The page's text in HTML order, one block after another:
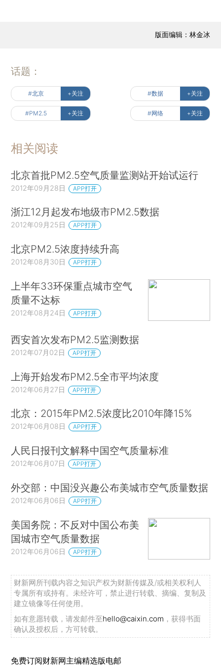
版面编辑：林金冰
话题：
#北京 +关注 #数据 +关注
#PM2.5 +关注 #网络 +关注
相关阅读
北京首批PM2.5空气质量监测站开始试运行
2012年09月28日 APP打开
浙江12月起发布地级市PM2.5数据
2012年09月25日 APP打开
北京PM2.5浓度持续升高
2012年08月30日 APP打开
上半年33环保重点城市空气
质量不达标
2012年08月24日 APP打开
西安首次发布PM2.5监测数据
2012年07月02日 APP打开
上海开始发布PM2.5全市平均浓度
2012年06月27日 APP打开
北京：2015年PM2.5浓度比2010年降15%
2012年06月08日 APP打开
人民日报刊文解释中国空气质量标准
2012年06月07日 APP打开
外交部：中国没兴趣公布美城市空气质量数据
2012年06月06日 APP打开
美国务院：不反对中国公布美
国城市空气质量数据
2012年06月06日 APP打开
财新网所刊载内容之知识产权为财新传媒及/或相关权利人
专属所有或持有。未经许可，禁止进行转载、摘编、复制及
建立镜像等任何使用。
如有意愿转载，请发邮件至hello@caixin.com ，获得书面
确认及授权后，方可转载。
免费订阅财新网主编精选版电邮